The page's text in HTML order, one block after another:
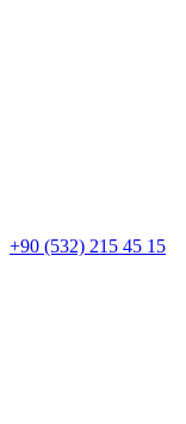
+90 (532) 215 45 15